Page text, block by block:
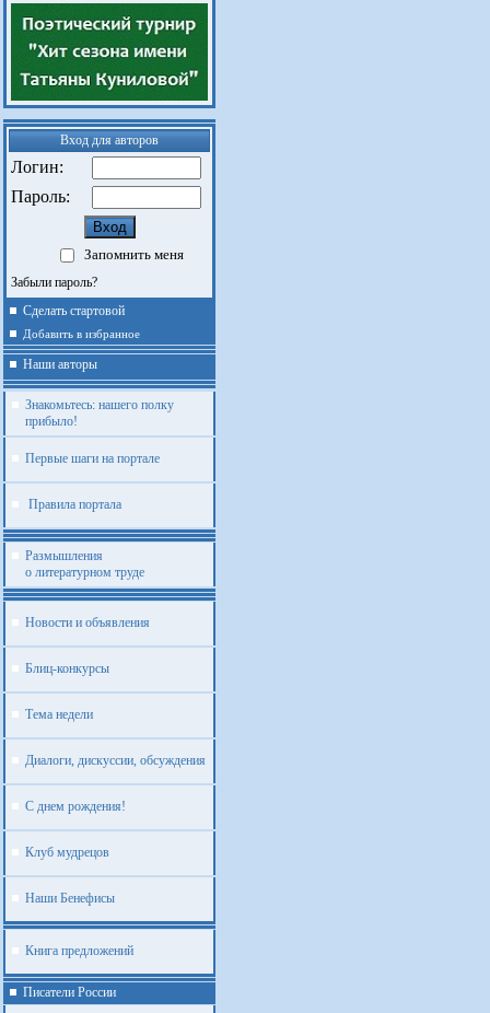
Вход для авторов
Логин:
Пароль:
Запомнить меня
Забыли пароль?
Сделать стартовой
Добавить в избранное
Наши авторы
Знакомьтесь: нашего полку
прибыло!
Первые шаги на портале
Правила портала
Размышления
о литературном труде
Новости и объявления
Блиц-конкурсы
Тема недели
Диалоги, дискуссии, обсуждения
С днем рождения!
Клуб мудрецов
Наши Бенефисы
Книга предложений
Писатели России